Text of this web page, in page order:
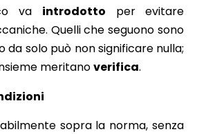
va introdotto per evitare
Quelli che seguono sono
da solo può non significare nulla;
meritanoverifica.
sopra la norma, senza